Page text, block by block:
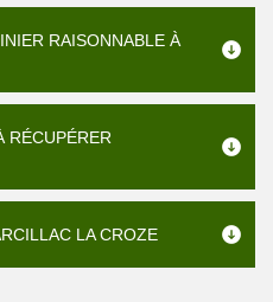
RAISONNABLE À
RÉCUPÉRER
LA CROZE